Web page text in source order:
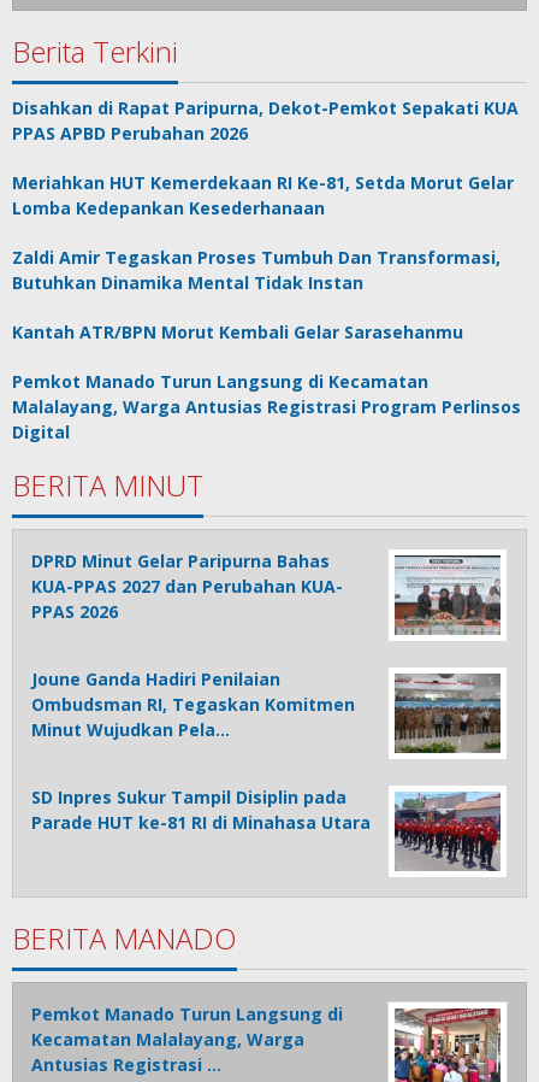
Berita Terkini
Disahkan di Rapat Paripurna, Dekot-Pemkot Sepakati KUA
PPAS APBD Perubahan 2026
Meriahkan HUT Kemerdekaan RI Ke-81, Setda Morut Gelar
Lomba Kedepankan Kesederhanaan
Zaldi Amir Tegaskan Proses Tumbuh Dan Transformasi,
Butuhkan Dinamika Mental Tidak Instan
Kantah ATR/BPN Morut Kembali Gelar Sarasehanmu
Pemkot Manado Turun Langsung di Kecamatan
Malalayang, Warga Antusias Registrasi Program Perlinsos
Digital
BERITA MINUT
DPRD Minut Gelar Paripurna Bahas
KUA-PPAS 2027 dan Perubahan KUA-
PPAS 2026
Joune Ganda Hadiri Penilaian
Ombudsman RI, Tegaskan Komitmen
Minut Wujudkan Pela…
SD Inpres Sukur Tampil Disiplin pada
Parade HUT ke-81 RI di Minahasa Utara
BERITA MANADO
Pemkot Manado Turun Langsung di
Kecamatan Malalayang, Warga
Antusias Registrasi …